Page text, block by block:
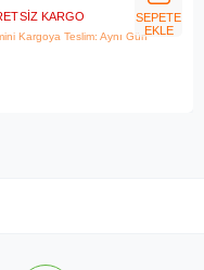
KARGO
Kargoya Teslim: Aynı Gün
SEPETE
EKLE